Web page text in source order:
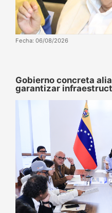
Fecha: 06/08/2026
Gobierno concreta
garantizar